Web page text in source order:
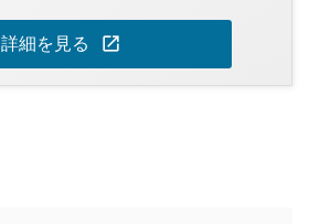
詳細を見る open_in_new